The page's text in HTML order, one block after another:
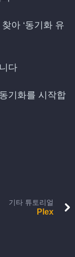
아 ‘동기화 유
다
기화를 시작합
기타 튜토리얼
Plex